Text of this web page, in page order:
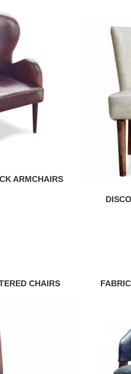
ARMCHAIRS
CHAIRS